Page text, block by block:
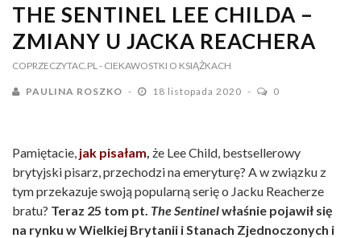
THE SENTINEL LEE CHILDA –
ZMIANY U JACKA REACHERA
COPRZECZYTAC.PL - CIEKAWOSTKI O KSIĄŻKACH
PAULINA ROSZKO 18 listopada 2020 0
Pamiętacie, jak pisałam, że Lee Child, bestsellerowy
brytyjski pisarz, przechodzi na emeryturę? A w związku z
tym przekazuje swoją popularną serię o Jacku Reacherze
bratu? Teraz 25 tom pt. The Sentinelwłaśnie pojawił się
na rynku w Wielkiej Brytanii i Stanach Zjednoczonych i